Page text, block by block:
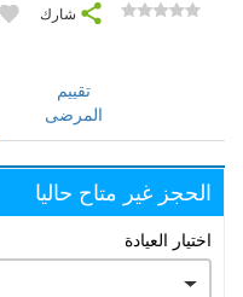
شارك
تقييم
المرضى
الحجز غير متاح حاليا
اختيار العيادة